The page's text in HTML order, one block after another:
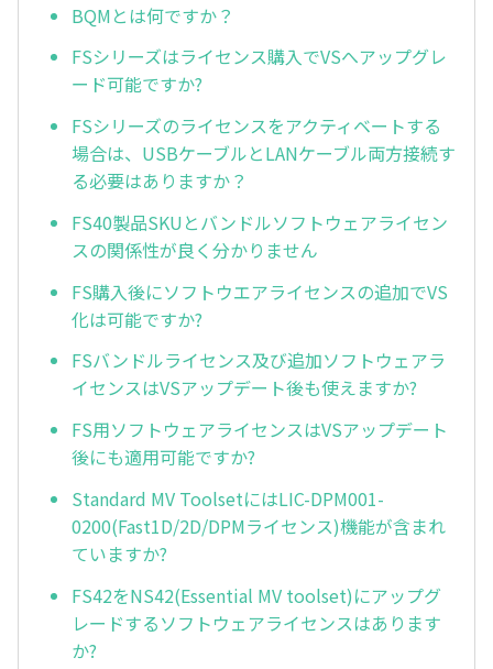
BQMとは何ですか？
FSシリーズはライセンス購入でVSへアップグレ
ード可能ですか?
FSシリーズのライセンスをアクティベートする
場合は、USBケーブルとLANケーブル両方接続す
る必要はありますか？
FS40製品SKUとバンドルソフトウェアライセン
スの関係性が良く分かりません
FS購入後にソフトウエアライセンスの追加でVS
化は可能ですか?
FSバンドルライセンス及び追加ソフトウェアラ
イセンスはVSアップデート後も使えますか?
FS用ソフトウェアライセンスはVSアップデート
後にも適用可能ですか?
Standard MV ToolsetにはLIC-DPM001-
0200(Fast1D/2D/DPMライセンス)機能が含まれ
ていますか?
FS42をNS42(Essential MV toolset)にアップグ
レードするソフトウェアライセンスはあります
か?